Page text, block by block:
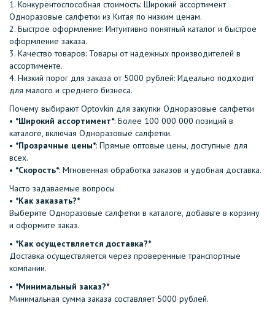
1.⁠ ⁠Конкурентоспособная стоимость: Широкий ассортимент
Одноразовые салфетки из Китая по низким ценам.
2.⁠ ⁠Быстрое оформление: Интуитивно понятный каталог и быстрое
оформление заказа.
3.⁠ ⁠Качество товаров: Товары от надежных производителей в
ассортименте.
4.⁠ ⁠Низкий порог для заказа от 5000 рублей: Идеально подходит
для малого и среднего бизнеса.
Почему выбирают Optovkin для закупки Одноразовые салфетки
•⁠ ⁠ *Широкий ассортимент*: Более 100 000 000 позиций в
каталоге, включая Одноразовые салфетки.
•⁠ ⁠ *Прозрачные цены*: Прямые оптовые цены, доступные для
всех.
•⁠ ⁠ *Скорость*: Мгновенная обработка заказов и удобная доставка.
Часто задаваемые вопросы
•⁠ ⁠*Как заказать?*
Выберите Одноразовые салфетки в каталоге, добавьте в корзину
и оформите заказ.
•⁠ ⁠ *Как осуществляется доставка?*
Доставка осуществляется через проверенные транспортные
компании.
•⁠ ⁠ *Минимальный заказ?*
Минимальная сумма заказа составляет 5000 рублей.